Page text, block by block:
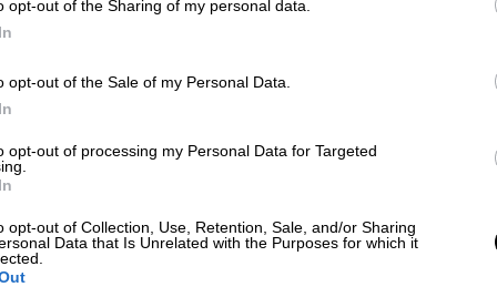
opt-out of the Sharing of my personal data.
opt-out of the Sale of my Personal Data.
opt-out of processing my Personal Data for Targeted
opt-out of Collection, Use, Retention, Sale, and/or Sharing
Data that Is Unrelated with the Purposes for which it
Με λίγα λόγια να σταματήσουν τα
σε γενικόλογες δηλώσεις
ακόμη σε
μέσω Βρετανίας, καθώς είναι η χώρα που
μαχητικά.
οτιδήποτε χειροπιαστό. Μια
ότι ο Σολτςπερισσότερο«χάιδεψε»
ουσιαστική στήριξη